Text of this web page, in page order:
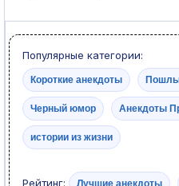
Популярные категории:
Короткие анекдоты
Черный юмор Анекдоты
истории из жизни
Рейтинг: Лучшие анекдоты